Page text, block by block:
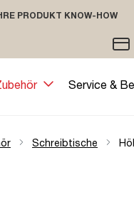
PRODUKT KNOW-HOW
MIT TRADITION
Service &
Schreibtische